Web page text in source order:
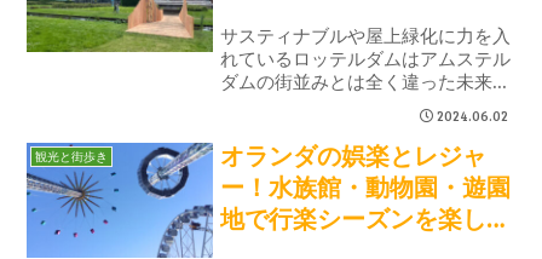
サスティナブルや屋上緑化に力を入
れているロッテルダムはアムステル
ダムの街並みとは全く違った未来的
な魅力があります。2024年のRAM
はミュージアム広場を中心に開催さ
れるので美術館巡りも兼ねてロッテ
ルダム散策をしてこようと思いま
す。
2024.06.02
観光と街歩き
オランダの娯楽とレジャ
ー！水族館・動物園・遊園
地で行楽シーズンを楽しも